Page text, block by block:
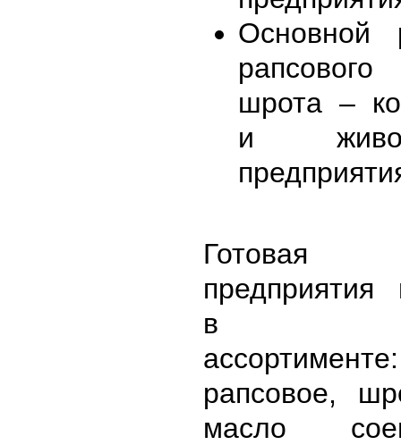
Основной
шрота –
и
Готовая
предприятия
в
рапсовое,
масло